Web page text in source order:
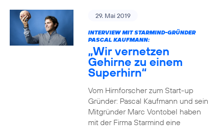
29. Mai 2019
INTERVIEW MIT STARMIND-GRÜNDER
PASCAL KAUFMANN:
„Wir vernetzen
Gehirne zu einem
Superhirn“
Vom Hirnforscher zum Start-up
Gründer: Pascal Kaufmann und sein
Mitgründer Marc Vontobel haben
mit der Firma Starmind eine